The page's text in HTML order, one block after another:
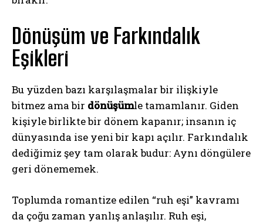
Dönüşüm ve Farkındalık
Eşikleri
Bu yüzden bazı karşılaşmalar bir ilişkiyle
bitmez ama bir dönüşümle tamamlanır. Giden
kişiyle birlikte bir dönem kapanır; insanın iç
dünyasında ise yeni bir kapı açılır. Farkındalık
dediğimiz şey tam olarak budur: Aynı döngülere
geri dönememek.
Toplumda romantize edilen “ruh eşi” kavramı
da çoğu zaman yanlış anlaşılır. Ruh eşi,